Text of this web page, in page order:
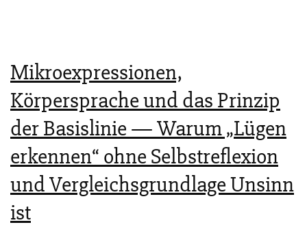
Mikroexpressionen,
Körpersprache und das Prinzip
der Basislinie — Warum „Lügen
erkennen“ ohne Selbstreflexion
und Vergleichsgrundlage Unsinn
ist